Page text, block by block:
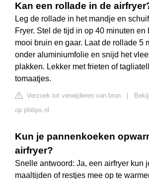
Kan een rollade in de
Leg de rollade in het mandje en
Fryer. Stel de tijd in op 40 minuten en
mooi bruin en gaar. Laat de rollade 5
onder aluminiumfolie en snijd het
plakken. Lekker met frieten of
tomaatjes.
Verzoek tot verwijderen van bron
op philips.nl
Kun je pannenkoeken
airfryer?
Snelle antwoord: Ja, een airfryer kun
maaltijden of restjes mee op te